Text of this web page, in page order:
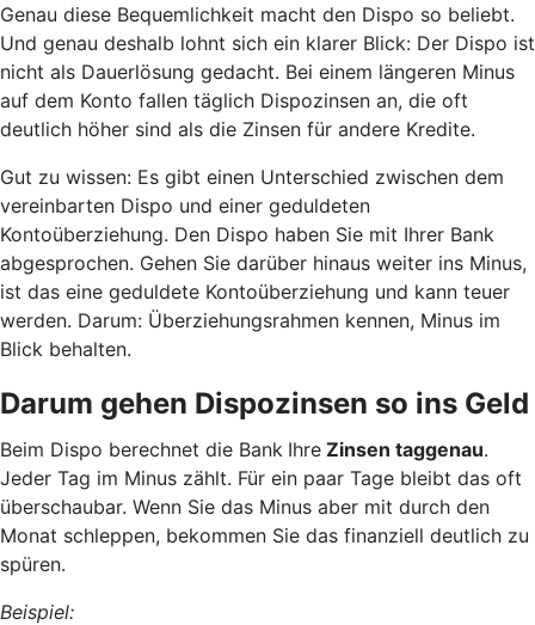
Genau diese Bequemlichkeit macht den Dispo so beliebt.
Und genau deshalb lohnt sich ein klarer Blick: Der Dispo ist
nicht als Dauerlösung gedacht. Bei einem längeren Minus
auf dem Konto fallen täglich Dispozinsen an, die oft
deutlich höher sind als die Zinsen für andere Kredite.
Gut zu wissen: Es gibt einen Unterschied zwischen dem
vereinbarten Dispo und einer geduldeten
Kontoüberziehung. Den Dispo haben Sie mit Ihrer Bank
abgesprochen. Gehen Sie darüber hinaus weiter ins Minus,
ist das eine geduldete Kontoüberziehung und kann teuer
werden. Darum: Überziehungsrahmen kennen, Minus im
Blick behalten.
Darum gehen Dispozinsen so ins Geld
Beim Dispo berechnet die Bank Ihre Zinsen taggenau.
Jeder Tag im Minus zählt. Für ein paar Tage bleibt das oft
überschaubar. Wenn Sie das Minus aber mit durch den
Monat schleppen, bekommen Sie das finanziell deutlich zu
spüren.
Beispiel: